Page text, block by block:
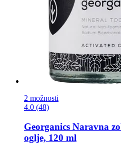
2 možnosti
4.0 (48)
Georganics Naravna
oglje, 120 ml